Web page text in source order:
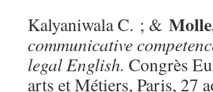
Kalyaniwala C. ; &
communicative
legal English. Congrès
arts et Métiers, Paris, 27